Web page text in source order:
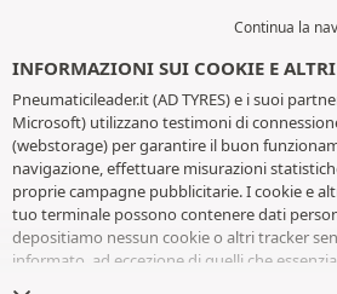
Continua la
INFORMAZIONI SUI COOKIE E ALTRI
Pneumaticileader.it (AD TYRES) e i suoi
Microsoft) utilizzano testimoni di
(webstorage) per garantire il buon
navigazione, effettuare misurazioni
proprie campagne pubblicitarie. I cookie e
tuo terminale possono contenere dati
depositiamo nessun cookie o altri tracker
informato, ad eccezione di quelli che